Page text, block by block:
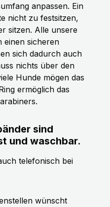
anpassen. Ein
nicht zu festsitzen,
sitzen. Alle unsere
einen sicheren
sich dadurch auch
nichts über den
Hunde mögen das
ermöglich das
sind
und waschbar.
telefonisch bei
wünscht